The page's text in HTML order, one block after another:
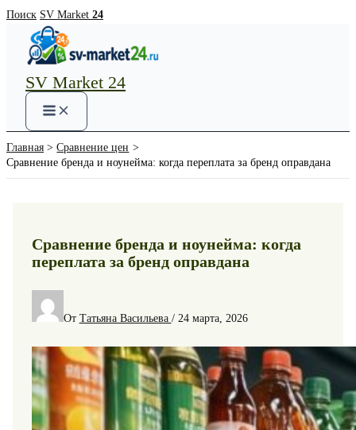
Перейти
содержимому
Поиск SV Market 24
SV Market 24
Main
Menu
Главная
Сравнение цен
Сравнение бренда и ноунейма: когда переплата за бренд оправдана
Сравнение бренда и ноунейма: когда
переплата за бренд оправдана
От Татьяна Васильева / 24 марта, 2026